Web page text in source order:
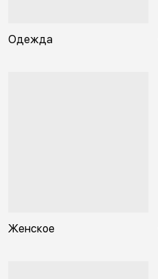
Одежда
Женское